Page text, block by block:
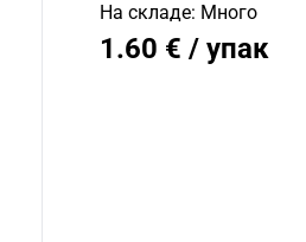
На складе: Много
1.60 € / упак